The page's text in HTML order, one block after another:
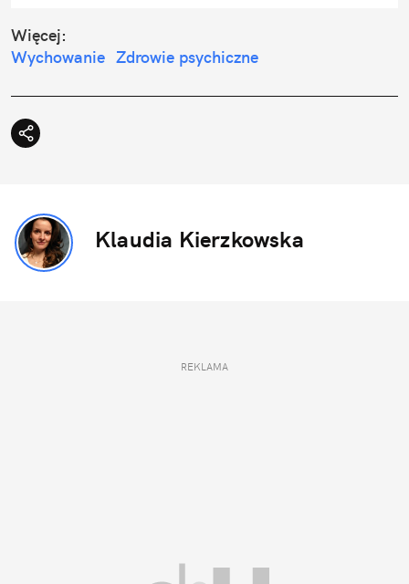
Więcej:
Wychowanie Zdrowie psychiczne
Klaudia Kierzkowska
REKLAMA